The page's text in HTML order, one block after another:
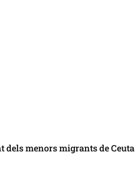
dels menors migrants de Ceuta